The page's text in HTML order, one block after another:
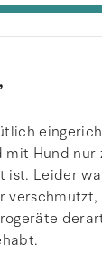
mit Hund nur
ist. Leider